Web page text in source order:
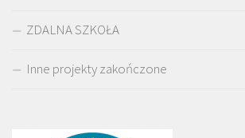
ZDALNA SZKOŁA
Inne projekty zakończone